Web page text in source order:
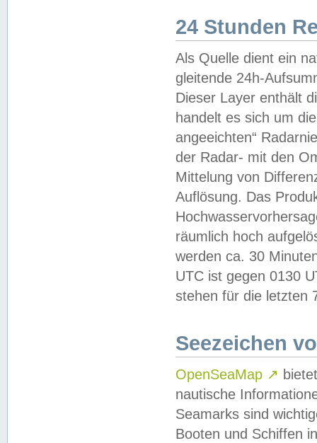
24 Stunden
Als Quelle dient ein
gleitende 24h-
Dieser Layer enthält
handelt es sich um
angeeichten“
der Radar- mit den
Mittelung von
Auflösung. Das
räumlich hoch
werden ca. 30
UTC ist gegen 0130
stehen für die letzten
Seezeichen
OpenSeaMap ↗
nautische
Seamarks sind
Booten und Schiffen